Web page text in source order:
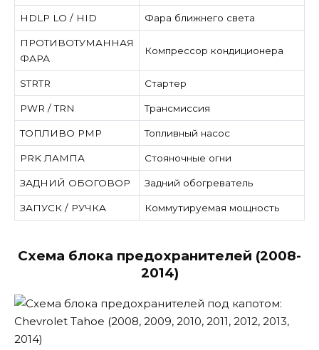
HDLP LO / HID Фара ближнего света
ПРОТИВОТУМАННАЯ
ФАРА
Компрессор кондиционера
STRTR Стартер
PWR / TRN Трансмиссия
ТОПЛИВО PMP Топливный насос
PRK ЛАМПА Стояночные огни
ЗАДНИЙ ОБОГОВОР Задний обогреватель
ЗАПУСК / РУЧКА Коммутируемая мощность
Схема блока предохранителей (2008-
2014)